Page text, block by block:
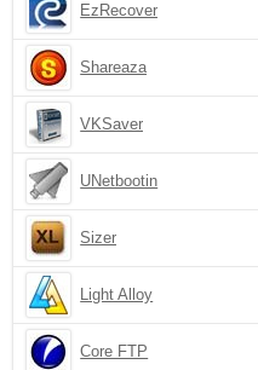
EzRecover
Shareaza
VKSaver
UNetbootin
Sizer
Light Alloy
Core FTP